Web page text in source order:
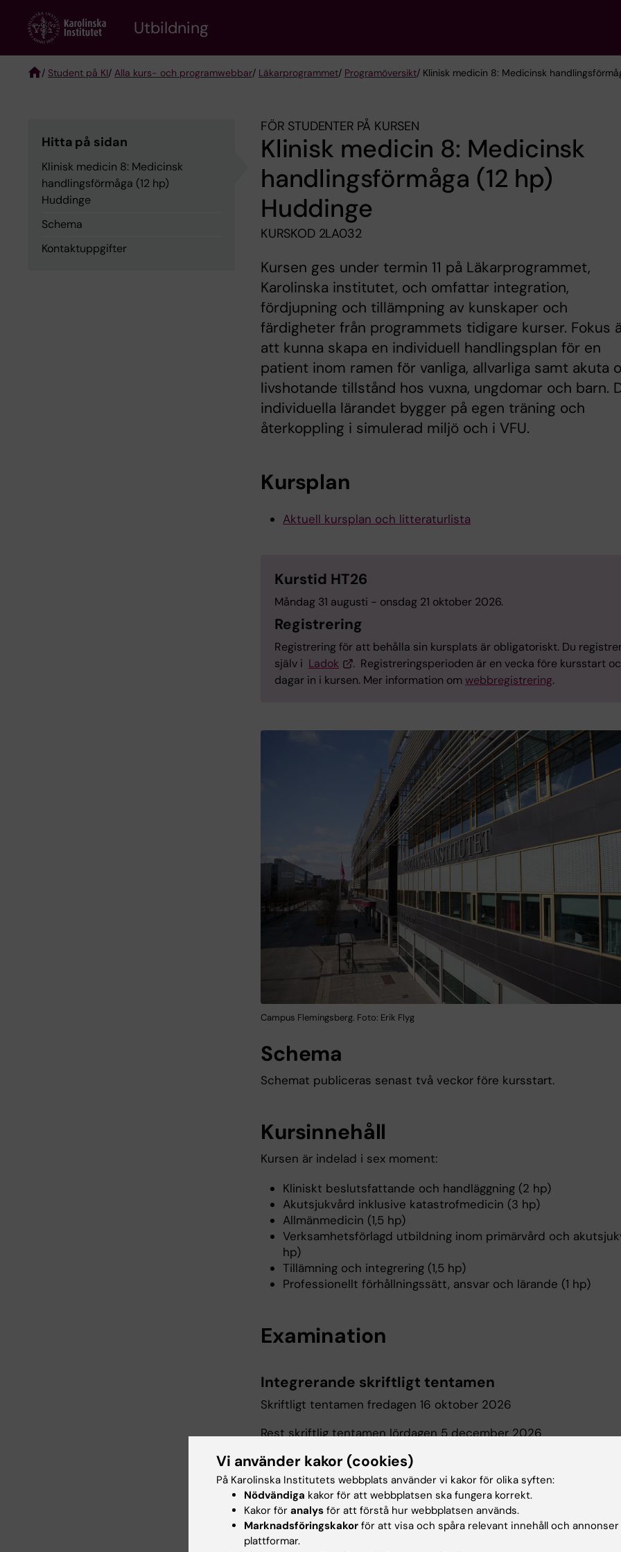
content
Utbildning
/ Student på KI/ Alla kurs- och programwebbar/ Läkarprogrammet/ Programöversikt/ Klinisk medicin 8: Medicinsk
Hitta på sidan
Klinisk medicin 8: Medicinsk
handlingsförmåga (12 hp)
Huddinge
Schema
Kontaktuppgifter
FÖR STUDENTER PÅ KURSEN
Klinisk medicin 8: Medicinsk
handlingsförmåga (12 hp)
Huddinge
KURSKOD 2LA032
Kursen ges under termin 11 på Läkarprogrammet,
Karolinska institutet, och omfattar integration,
fördjupning och tillämpning av kunskaper och
färdigheter från programmets tidigare kurser. Fokus
att kunna skapa en individuell handlingsplan för en
patient inom ramen för vanliga, allvarliga samt akuta
livshotande tillstånd hos vuxna, ungdomar och barn.
individuella lärandet bygger på egen träning och
återkoppling i simulerad miljö och i VFU.
Kursplan
Aktuell kursplan och litteraturlista
Kurstid HT26
Måndag 31 augusti - onsdag 21 oktober 2026.
Registrering
Registrering för att behålla sin kursplats är obligatoriskt. Du
själv i Ladok
. Registreringsperioden är en vecka före kursstart
dagar in i kursen. Mer information om webbregistrering.
Campus Flemingsberg. Foto: Erik Flyg
Schema
Schemat publiceras senast två veckor före kursstart.
Kursinnehåll
Kursen är indelad i sex moment:
Kliniskt beslutsfattande och handläggning (2 hp)
Akutsjukvård inklusive katastrofmedicin (3 hp)
Allmänmedicin (1,5 hp)
Verksamhetsförlagd utbildning inom primärvård och
hp)
Tillämning och integrering (1,5 hp)
Professionellt förhållningssätt, ansvar och lärande (1 hp)
Examination
Integrerande skriftligt tentamen
Skriftligt tentamen fredagen 16 oktober 2026
Rest skriftlig tentamen lördagen 5 december 2026
Studenterna ska under detta prov visa medicinsk
kliniskt komplexa situationer genom tillämpning av kunskap från
termin 1-11. Provet består av både Singel Best Answer (SBA)-frågor
och kortsvarsfrågor.
Integrerande Objective Structured Clinical
Vi använder kakor (cookies)
På Karolinska Institutets webbplats använder vi kakor för olika syften:
Nödvändiga kakor för att webbplatsen ska fungera korrekt.
Kakor för analys för att förstå hur webbplatsen används.
Marknadsföringskakor för att visa och spåra relevant innehåll och
plattformar.